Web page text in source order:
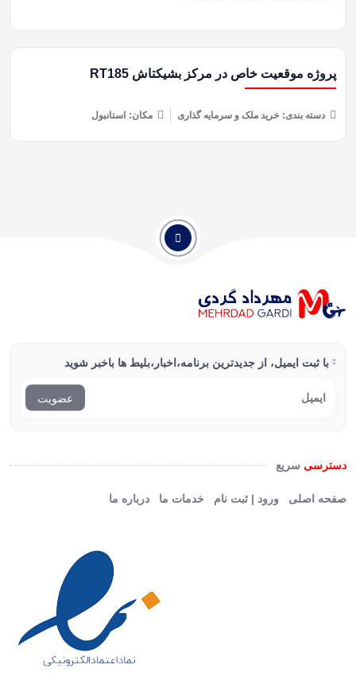
پروژه موقعیت خاص در مرکز بشیکتاش RT185
دسته بندی: خرید ملک و سرمایه گذاری مکان: استانبول
با ثبت ایمیل، از جدید‌ترین برنامه،اخبار،بلیط ها با‌خبر شوید
عضویت
دسترسی سریع
صفحه اصلی ورود | ثبت نام خدمات ما درباره ما